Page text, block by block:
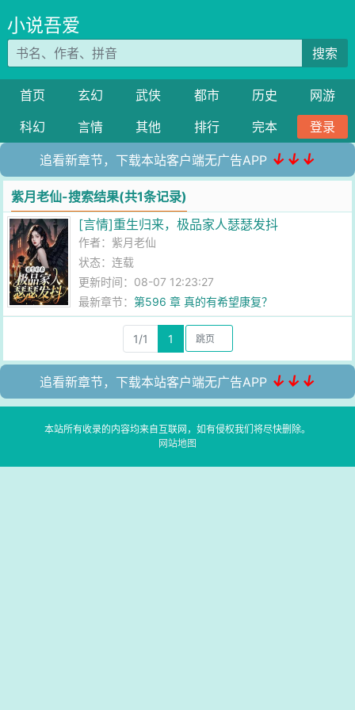
小说吾爱
搜索
首页 玄幻 武侠 都市 历史
网游
科幻
言情 其他 排行 完本 登录
追看新章节，下载本站客户端无广告APP ↓↓↓
紫月老仙-搜索结果(共1条记录)
[言情]重生归来，极品家人瑟瑟发抖
作者：紫月老仙
状态：连载
更新时间：08-07 12:23:27
最新章节：第596 章 真的有希望康复？
1/1 1
追看新章节，下载本站客户端无广告APP ↓↓↓
本站所有收录的内容均来自互联网，如有侵权我们将尽快删除。
网站地图